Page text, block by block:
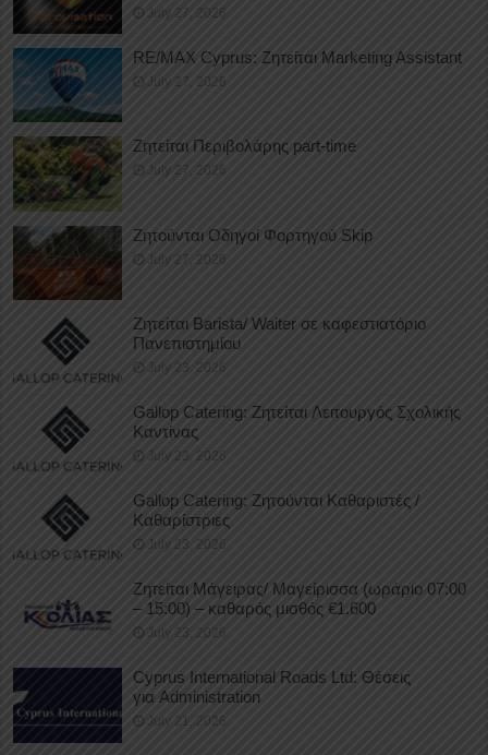
July 27, 2026
RE/MAX Cyprus: Ζητείται Marketing Assistant
July 27, 2026
Ζητείται Περιβολάρης part-time
July 27, 2026
Ζητούνται Οδηγοί Φορτηγού Skip
July 27, 2026
Ζητείται Barista/ Waiter σε καφεστιατόριο
Πανεπιστημίου
July 23, 2026
Gallop Catering: Ζητείται Λειτουργός Σχολικής
Καντίνας
July 23, 2026
Gallop Catering: Ζητούνται Καθαριστές /
Καθαρίστριες
July 23, 2026
Ζητείται Μάγειρας/ Μαγείρισσα (ωράριο 07:00
– 15:00) – καθαρός μισθός €1.600
July 23, 2026
Cyprus International Roads Ltd: Θέσεις
για Administration
July 21, 2026